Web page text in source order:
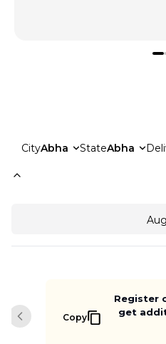
StateAbha
CityAbha
Register
get
Copy